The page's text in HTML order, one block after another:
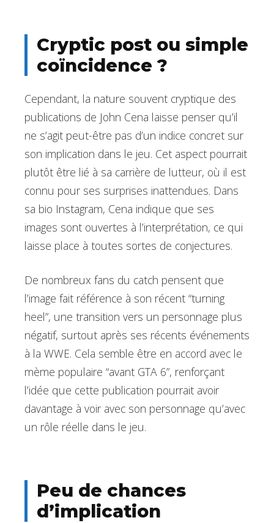
Cryptic post ou simple
coïncidence ?
Cependant, la nature souvent cryptique des
publications de John Cena laisse penser qu’il
ne s’agit peut-être pas d’un indice concret sur
son implication dans le jeu. Cet aspect pourrait
plutôt être lié à sa carrière de lutteur, où il est
connu pour ses surprises inattendues. Dans
sa bio Instagram, Cena indique que ses
images sont ouvertes à l’interprétation, ce qui
laisse place à toutes sortes de conjectures.
De nombreux fans du catch pensent que
l’image fait référence à son récent “turning
heel”, une transition vers un personnage plus
négatif, surtout après ses récents événements
à la WWE. Cela semble être en accord avec le
mème populaire “avant GTA 6”, renforçant
l’idée que cette publication pourrait avoir
davantage à voir avec son personnage qu’avec
un rôle réelle dans le jeu.
Peu de chances
d’implication